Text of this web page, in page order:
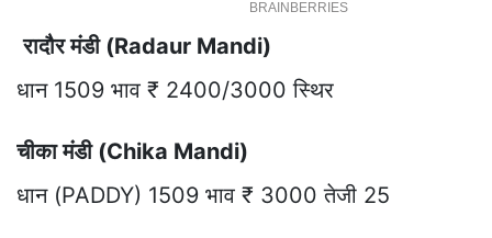
रादौर मंडी (Radaur Mandi)
धान 1509 भाव ₹ 2400/3000 स्थिर
चीका मंडी (Chika Mandi)
धान (PADDY) 1509 भाव ₹ 3000 तेजी 25